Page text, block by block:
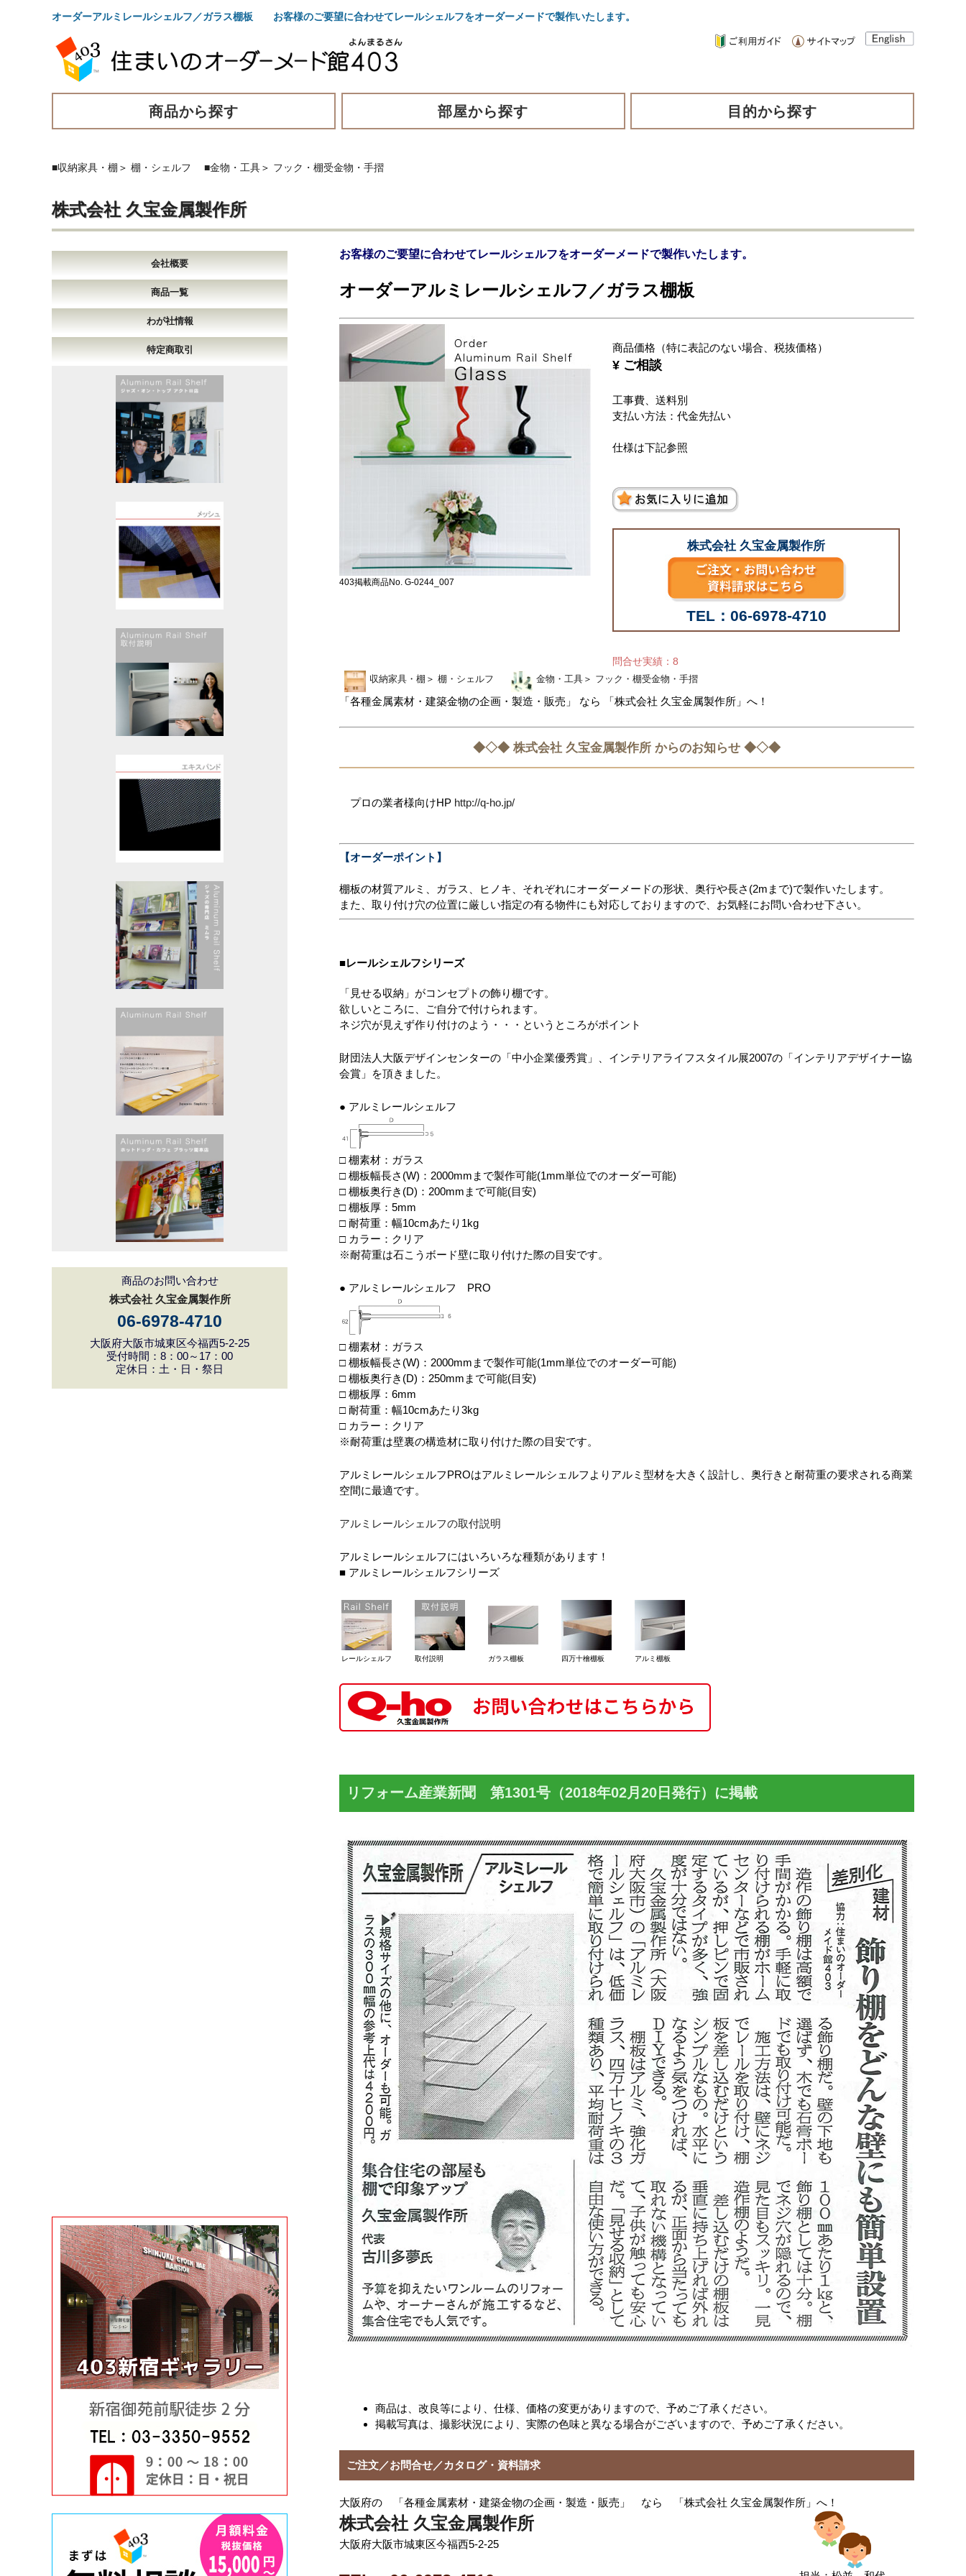
オーダーアルミレールシェルフ／ガラス棚板 お客様のご要望に合わせてレールシェルフをオーダーメードで製作いたします。
商品から探す 部屋から探す 目的から探す
■収納家具・棚 ＞ 棚・シェルフ ■金物・工具＞ フック・棚受金物・手摺
株式会社 久宝金属製作所
会社概要
商品一覧
わが社情報
特定商取引
商品のお問い合わせ
株式会社 久宝金属製作所
06-6978-4710
大阪府大阪市城東区今福西5-2-25
受付時間：8：00～17：00
定休日：土・日・祭日
お客様のご要望に合わせてレールシェルフをオーダーメードで製作いたします。
オーダーアルミレールシェルフ／ガラス棚板
403掲載商品No. G-0244_007
商品価格（特に表記のない場合、税抜価格）
¥ ご相談
工事費、送料別
支払い方法：代金先払い
仕様は下記参照
株式会社 久宝金属製作所
TEL：06-6978-4710
問合せ実績：8
収納家具・棚 ＞ 棚・シェルフ 金物・工具 ＞ フック・棚受金物・手摺
「各種金属素材・建築金物の企画・製造・販売」 なら 「株式会社 久宝金属製作所」へ！
◆◇◆ 株式会社 久宝金属製作所 からのお知らせ ◆◇◆
プロの業者様向けHP http://q-ho.jp/
【オーダーポイント】
棚板の材質アルミ、ガラス、ヒノキ、それぞれにオーダーメードの形状、奥行や長さ(2mまで)で製作いたします。
また、取り付け穴の位置に厳しい指定の有る物件にも対応しておりますので、お気軽にお問い合わせ下さい。
■レールシェルフシリーズ
「見せる収納」がコンセプトの飾り棚です。
欲しいところに、ご自分で付けられます。
ネジ穴が見えず作り付けのよう・・・というところがポイント
財団法人大阪デザインセンターの「中小企業優秀賞」、インテリアライフスタイル展2007の「インテリアデザイナー協
会賞」を頂きました。
● アルミレールシェルフ
□ 棚素材：ガラス
□ 棚板幅長さ(W)：2000mmまで製作可能(1mm単位でのオーダー可能)
□ 棚板奥行き(D)：200mmまで可能(目安)
□ 棚板厚：5mm
□ 耐荷重：幅10cmあたり1kg
□ カラー：クリア
※耐荷重は石こうボード壁に取り付けた際の目安です。
● アルミレールシェルフ PRO
□ 棚素材：ガラス
□ 棚板幅長さ(W)：2000mmまで製作可能(1mm単位でのオーダー可能)
□ 棚板奥行き(D)：250mmまで可能(目安)
□ 棚板厚：6mm
□ 耐荷重：幅10cmあたり3kg
□ カラー：クリア
※耐荷重は壁裏の構造材に取り付けた際の目安です。
アルミレールシェルフPROはアルミレールシェルフよりアルミ型材を大きく設計し、奥行きと耐荷重の要求される商業
空間に最適です。
アルミレールシェルフの取付説明
アルミレールシェルフにはいろいろな種類があります！
■ アルミレールシェルフシリーズ
レールシェルフ 取付説明 ガラス棚板 四万十檜棚板 アルミ棚板
リフォーム産業新聞 第1301号（2018年02月20日発行）に掲載
商品は、改良等により、仕様、価格の変更がありますので、予めご了承ください。
掲載写真は、撮影状況により、実際の色味と異なる場合がございますので、予めご了承ください。
ご注文／お問合せ／カタログ・資料請求
大阪府の 「各種金属素材・建築金物の企画・製造・販売」 なら 「株式会社 久宝金属製作所」へ！
株式会社 久宝金属製作所
大阪府大阪市城東区今福西5-2-25